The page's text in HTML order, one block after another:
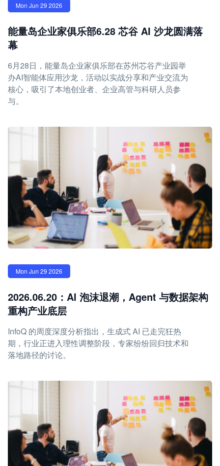
Mon Jun 29 2026
能量岛企业家俱乐部6.28 芯谷 AI 沙龙圆满落
幕
6月28日，能量岛企业家俱乐部在苏州芯谷产业园举
办AI智能体应用沙龙，活动以实战分享和产业交流为
核心，吸引了本地创业者、企业高管与科研人员参
与。
Mon Jun 29 2026
2026.06.20：AI 泡沫退潮，Agent 与数据架构
重构产业底层
InfoQ 的周度深度分析指出，生成式 AI 已走完狂热
期，行业正进入理性调整阶段，专家纷纷回归技术和
落地路径的讨论。